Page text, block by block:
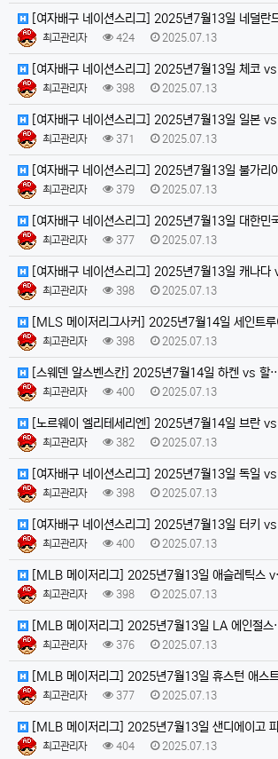
[여자배구 네이션스리그] 2025년7월13일 네덜란
최고관리자 424 2025.07.13
[여자배구 네이션스리그] 2025년7월13일 체코
최고관리자 398 2025.07.13
[여자배구 네이션스리그] 2025년7월13일 일본
최고관리자 371 2025.07.13
[여자배구 네이션스리그] 2025년7월13일 불가리
최고관리자 379 2025.07.13
[여자배구 네이션스리그] 2025년7월13일 대한민
최고관리자 377 2025.07.13
[여자배구 네이션스리그] 2025년7월13일 캐나다
최고관리자 398 2025.07.13
[MLS 메이저리그사커] 2025년7월14일 세인트
최고관리자 398 2025.07.13
[스웨덴 알스벤스칸] 2025년7월14일 하켄 vs 할
최고관리자 400 2025.07.13
[노르웨이 엘리테세리엔] 2025년7월14일 브란
최고관리자 382 2025.07.13
[여자배구 네이션스리그] 2025년7월13일 독일
최고관리자 398 2025.07.13
[여자배구 네이션스리그] 2025년7월13일 터키
최고관리자 400 2025.07.13
[MLB 메이저리그] 2025년7월13일 애슬레틱스
최고관리자 398 2025.07.13
[MLB 메이저리그] 2025년7월13일 LA 에인절
최고관리자 376 2025.07.13
[MLB 메이저리그] 2025년7월13일 휴스턴 애스
최고관리자 377 2025.07.13
[MLB 메이저리그] 2025년7월13일 샌디에이고
최고관리자 404 2025.07.13